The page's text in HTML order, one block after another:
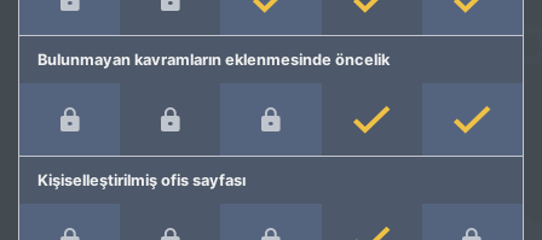
Bulunmayan kavramların eklenmesinde öncelik
Kişiselleştirilmiş ofis sayfası